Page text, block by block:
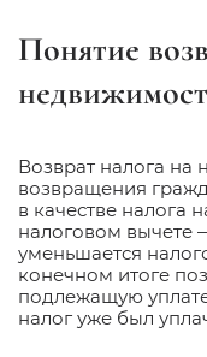
Понятие
Возврат налога на
возвращения
в качестве налога
налоговом вычете
уменьшается
конечном итоге
подлежащую
налог уже был